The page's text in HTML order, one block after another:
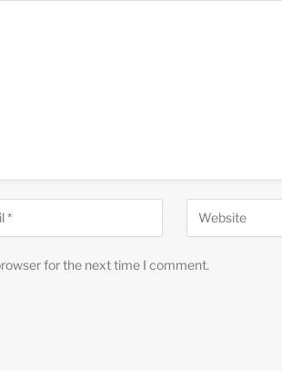
for the next time I comment.